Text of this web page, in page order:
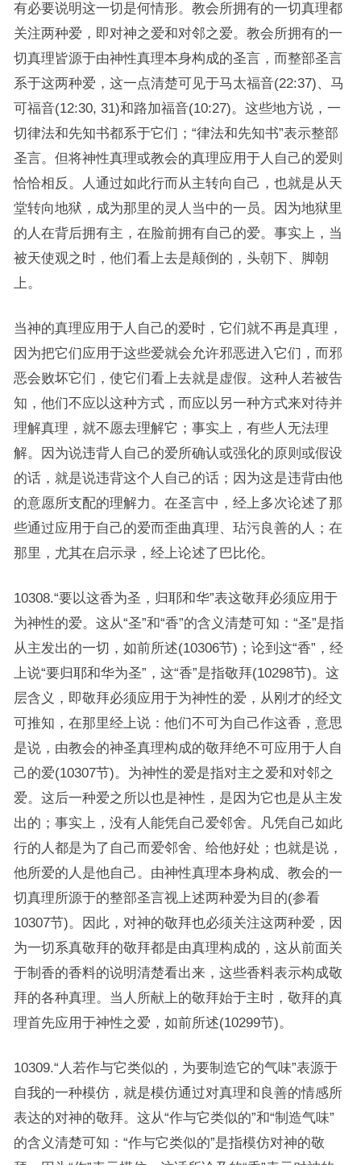
有必要说明这一切是何情形。教会所拥有的一切真理都
关注两种爱，即对神之爱和对邻之爱。教会所拥有的一
切真理皆源于由神性真理本身构成的圣言，而整部圣言
系于这两种爱，这一点清楚可见于马太福音(22:37)、马
可福音(12:30, 31)和路加福音(10:27)。这些地方说，一
切律法和先知书都系于它们；“律法和先知书”表示整部
圣言。但将神性真理或教会的真理应用于人自己的爱则
恰恰相反。人通过如此行而从主转向自己，也就是从天
堂转向地狱，成为那里的灵人当中的一员。因为地狱里
的人在背后拥有主，在脸前拥有自己的爱。事实上，当
被天使观之时，他们看上去是颠倒的，头朝下、脚朝
上。
当神的真理应用于人自己的爱时，它们就不再是真理，
因为把它们应用于这些爱就会允许邪恶进入它们，而邪
恶会败坏它们，使它们看上去就是虚假。这种人若被告
知，他们不应以这种方式，而应以另一种方式来对待并
理解真理，就不愿去理解它；事实上，有些人无法理
解。因为说违背人自己的爱所确认或强化的原则或假设
的话，就是说违背这个人自己的话；因为这是违背由他
的意愿所支配的理解力。在圣言中，经上多次论述了那
些通过应用于自己的爱而歪曲真理、玷污良善的人；在
那里，尤其在启示录，经上论述了巴比伦。
10308.“要以这香为圣，归耶和华”表这敬拜必须应用于
为神性的爱。这从“圣”和“香”的含义清楚可知：“圣”是指
从主发出的一切，如前所述(10306节)；论到这“香”，经
上说“要归耶和华为圣”，这“香”是指敬拜(10298节)。这
层含义，即敬拜必须应用于为神性的爱，从刚才的经文
可推知，在那里经上说：他们不可为自己作这香，意思
是说，由教会的神圣真理构成的敬拜绝不可应用于人自
己的爱(10307节)。为神性的爱是指对主之爱和对邻之
爱。这后一种爱之所以也是神性，是因为它也是从主发
出的；事实上，没有人能凭自己爱邻舍。凡凭自己如此
行的人都是为了自己而爱邻舍、给他好处；也就是说，
他所爱的人是他自己。由神性真理本身构成、教会的一
切真理所源于的整部圣言视上述两种爱为目的(参看
10307节)。因此，对神的敬拜也必须关注这两种爱，因
为一切系真敬拜的敬拜都是由真理构成的，这从前面关
于制香的香料的说明清楚看出来，这些香料表示构成敬
拜的各种真理。当人所献上的敬拜始于主时，敬拜的真
理首先应用于神性之爱，如前所述(10299节)。
10309.“人若作与它类似的，为要制造它的气味”表源于
自我的一种模仿，就是模仿通过对真理和良善的情感所
表达的对神的敬拜。这从“作与它类似的”和“制造气味”
的含义清楚可知：“作与它类似的”是指模仿对神的敬